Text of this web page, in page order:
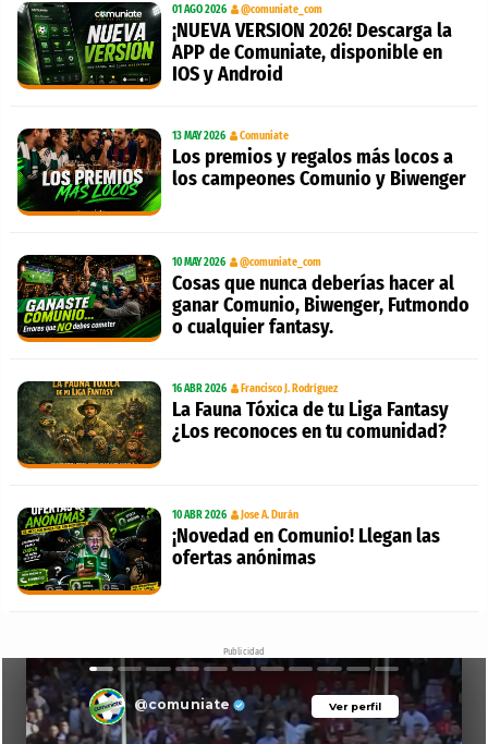
01 AGO 2026 @comuniate_com
¡NUEVA VERSION 2026! Descarga la
APP de Comuniate, disponible en
IOS y Android
13 MAY 2026 Comuniate
Los premios y regalos más locos a
los campeones Comunio y Biwenger
10 MAY 2026 @comuniate_com
Cosas que nunca deberías hacer al
ganar Comunio, Biwenger, Futmondo
o cualquier fantasy.
16 ABR 2026 Francisco J. Rodríguez
La Fauna Tóxica de tu Liga Fantasy
¿Los reconoces en tu comunidad?
10 ABR 2026 Jose A. Durán
¡Novedad en Comunio! Llegan las
ofertas anónimas
Publicidad
Ver perfil
@comuniate Ver perfil